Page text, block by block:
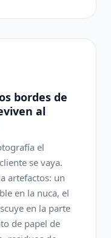
bordes de
al
el
se vaya.
artefactos: un
en la nuca, el
en la parte
de papel de